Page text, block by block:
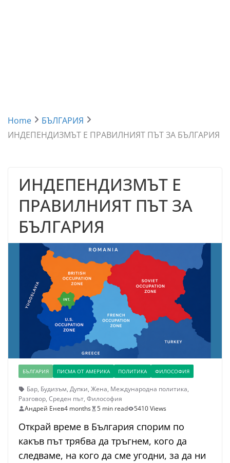
Home
БЪЛГАРИЯ
ИНДЕПЕНДИЗМЪТ Е ПРАВИЛНИЯТ ПЪТ ЗА БЪЛГАРИЯ
ИНДЕПЕНДИЗМЪТ Е
ПРАВИЛНИЯТ ПЪТ ЗА
БЪЛГАРИЯ
БЪЛГАРИЯ ПИСМА ОТ АМЕРИКА ПОЛИТИКА ФИЛОСОФИЯ
Бар, Будизъм, Дупки, Жена, Международна политика,
Разговор, Среден път, Философия
Андрей Енев4 months 5 min read 5410 Views
Открай време в България спорим по
какъв път трябва да тръгнем, кого да
следваме, на кого да сме угодни, за да ни